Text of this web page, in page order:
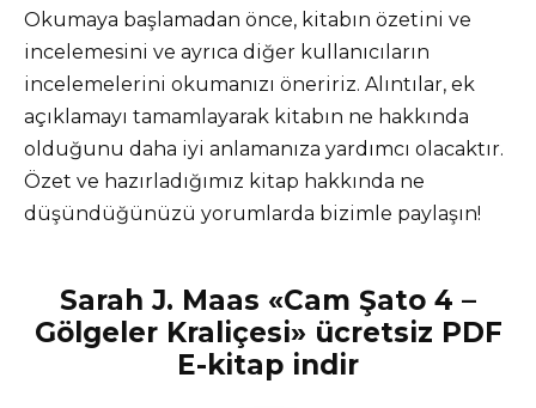
Okumaya başlamadan önce, kitabın özetini ve
incelemesini ve ayrıca diğer kullanıcıların
incelemelerini okumanızı öneririz. Alıntılar, ek
açıklamayı tamamlayarak kitabın ne hakkında
olduğunu daha iyi anlamanıza yardımcı olacaktır.
Özet ve hazırladığımız kitap hakkında ne
düşündüğünüzü yorumlarda bizimle paylaşın!
Sarah J. Maas «Cam Şato 4 –
Gölgeler Kraliçesi» ücretsiz PDF
E-kitap indir